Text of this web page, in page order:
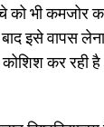
को भी कमजोर
इसे वापस
कर रही